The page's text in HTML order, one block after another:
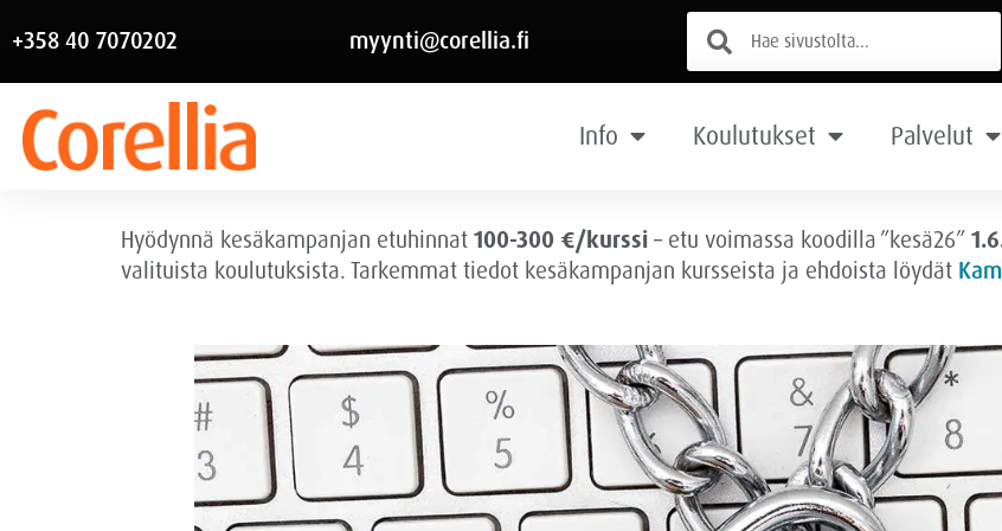
+358 40 7070202 myynti@corellia.fi
Info Koulutukset Palvelut
Hyödynnä kesäkampanjan etuhinnat 100-300 €/kurssi – etu voimassa koodilla ”kesä26”
valituista koulutuksista. Tarkemmat tiedot kesäkampanjan kursseista ja ehdoista löydät